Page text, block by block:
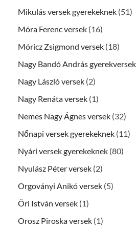
Mikulás versek gyerekeknek (51)
Móra Ferenc versek (16)
Móricz Zsigmond versek (18)
Nagy Bandó András gyerekversek
Nagy László versek (2)
Nagy Renáta versek (1)
Nemes Nagy Ágnes versek (32)
Nőnapi versek gyerekeknek (11)
Nyári versek gyerekeknek (80)
Nyulász Péter versek (2)
Orgoványi Anikó versek (5)
Öri István versek (1)
Orosz Piroska versek (1)